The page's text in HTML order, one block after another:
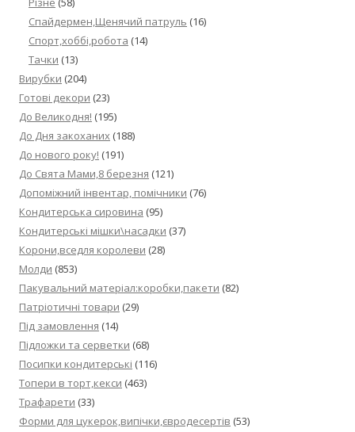
Спайдермен,Щенячий патруль (16)
Спорт,хоббі,робота (14)
Тачки (13)
Вирубки (204)
Готові декори (23)
До Великодня! (195)
До Дня закоханих (188)
До нового року! (191)
До Свята Мами,8 березня (121)
Допоміжний інвентар, помічники (76)
Кондитерська сировина (95)
Кондитерські мішки\насадки (37)
Корони,вседля королеви (28)
Молди (853)
Пакувальний матеріал:коробки,пакети (82)
Патріотичні товари (29)
Під замовлення (14)
Підложки та серветки (68)
Посипки кондитерські (116)
Топери в торт,кекси (463)
Трафарети (33)
Форми для цукерок,випічки,євродесертів (53)